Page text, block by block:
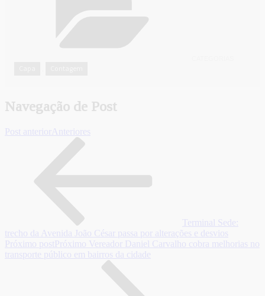
Navegação de Post
Post anterior Anteriores
Terminal Sede:
trecho da Avenida João César passa por alterações e desvios
Próximo post Próximo Vereador Daniel Carvalho cobra melhorias no
transporte público em bairros da cidade